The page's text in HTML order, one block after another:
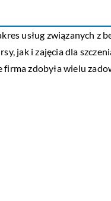
usług związanych
jak i zajęcia dla
zdobyła wielu